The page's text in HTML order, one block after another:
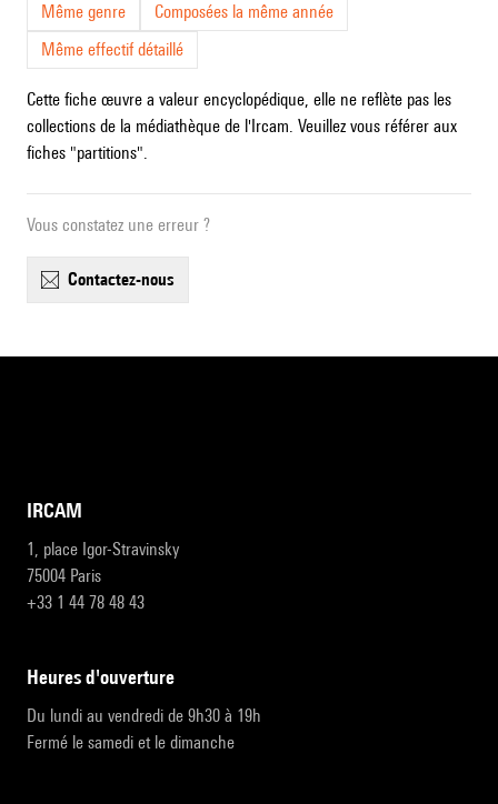
Même genre
Composées la même année
Même effectif détaillé
Cette fiche œuvre a valeur encyclopédique, elle ne reflète pas les
collections de la médiathèque de l'Ircam. Veuillez vous référer aux
fiches "partitions".
Vous constatez une erreur ?
contactez-nous
IRCAM
1, place Igor-Stravinsky
75004 Paris
+33 1 44 78 48 43
heures d'ouverture
Du lundi au vendredi de 9h30 à 19h
Fermé le samedi et le dimanche